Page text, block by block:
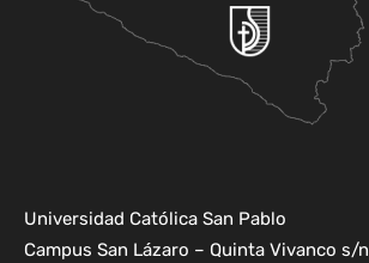
Universidad Católica San Pablo
Campus San Lázaro – Quinta Vivanco s/n